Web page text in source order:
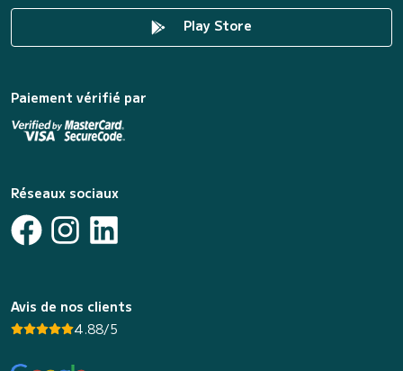
Play Store
Paiement vérifié par
Réseaux sociaux
Avis de nos clients
4.88/5